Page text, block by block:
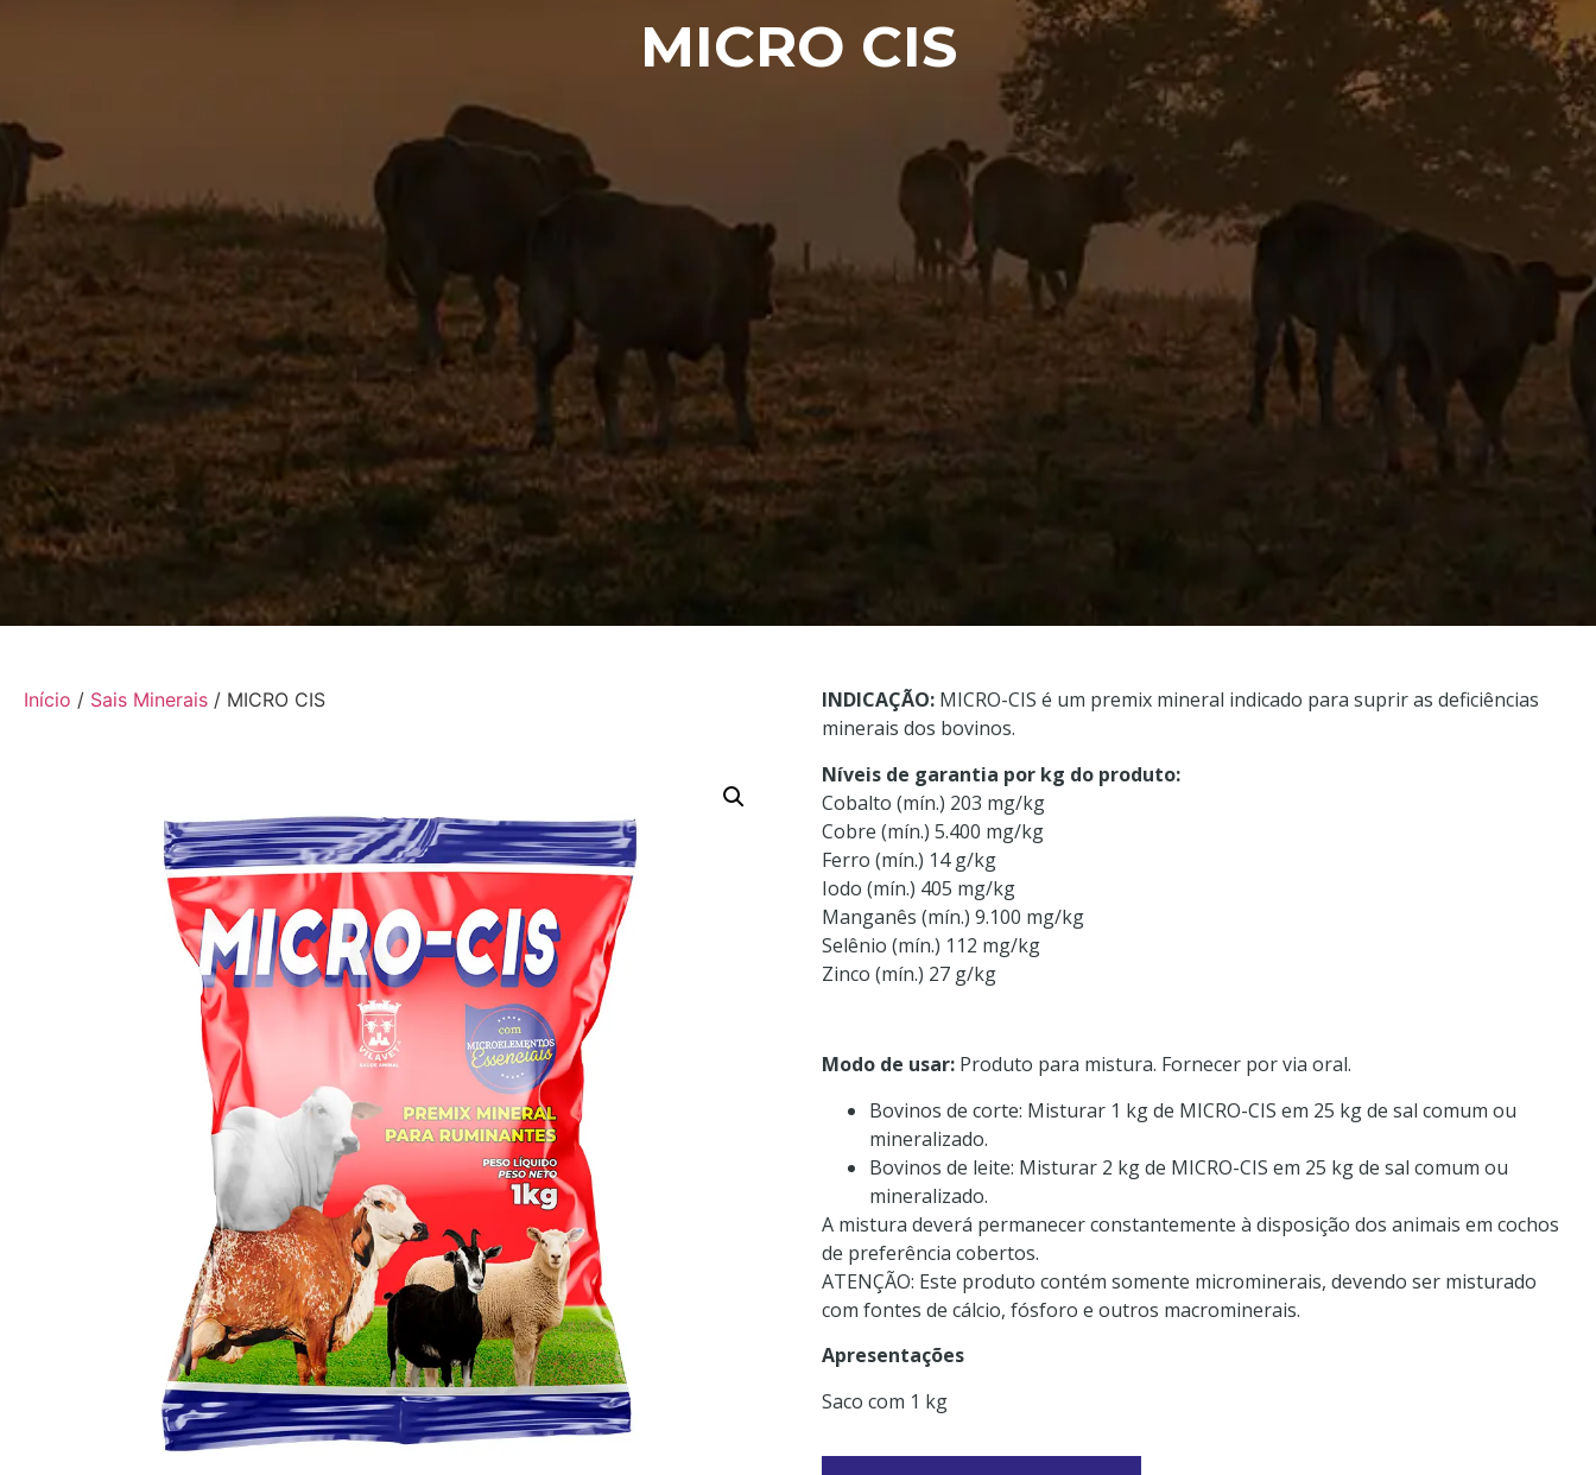
MICRO CIS
Início / Sais Minerais / MICRO CIS INDICAÇÃO: MICRO-CIS é um premix mineral indicado para suprir as deficiências
minerais dos bovinos.
Níveis de garantia por kg do produto:
Cobalto (mín.) 203 mg/kg
Cobre (mín.) 5.400 mg/kg
Ferro (mín.) 14 g/kg
Iodo (mín.) 405 mg/kg
Manganês (mín.) 9.100 mg/kg
Selênio (mín.) 112 mg/kg
Zinco (mín.) 27 g/kg
Modo de usar: Produto para mistura. Fornecer por via oral.
Bovinos de corte: Misturar 1 kg de MICRO-CIS em 25 kg de sal comum ou
mineralizado.
Bovinos de leite: Misturar 2 kg de MICRO-CIS em 25 kg de sal comum ou
mineralizado.
A mistura deverá permanecer constantemente à disposição dos animais em cochos
de preferência cobertos.
ATENÇÃO: Este produto contém somente microminerais, devendo ser misturado
com fontes de cálcio, fósforo e outros macrominerais.
Apresentações
Saco com 1 kg